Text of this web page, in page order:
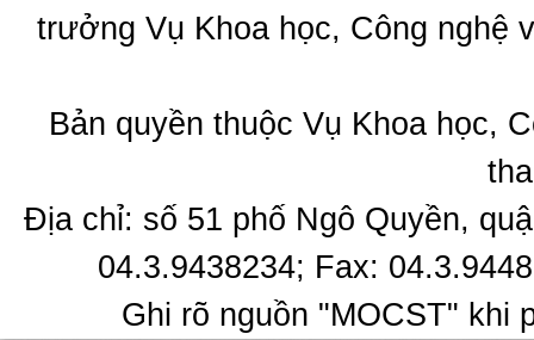
trưởng Vụ Khoa học, Công nghệ
Bản quyền thuộc Vụ Khoa học,
Địa chỉ: số 51 phố Ngô Quyền,
04.3.9438234; Fax:
Ghi rõ nguồn "MOCST" khi